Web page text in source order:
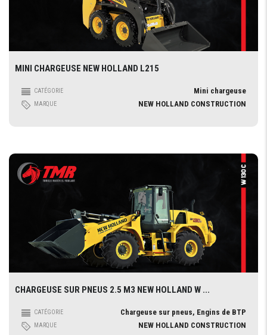
MINI CHARGEUSE NEW HOLLAND L215
CATÉGORIE Mini chargeuse
MARQUE NEW HOLLAND CONSTRUCTION
CHARGEUSE SUR PNEUS 2.5 M3 NEW HOLLAND W ...
CATÉGORIE Chargeuse sur pneus, Engins de BTP
MARQUE NEW HOLLAND CONSTRUCTION